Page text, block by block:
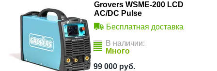
Grovers WSME-200 LCD
AC/DC Pulse
Бесплатная доставка
В наличии:
Много
99 000 руб.